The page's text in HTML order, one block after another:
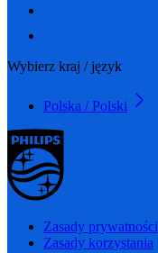
Wybierz kraj / język
Polska / Polski
Zasady prywatności
Zasady korzystania